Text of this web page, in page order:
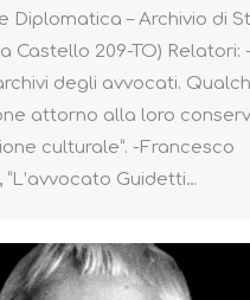
Diplomatica – Archivio di
Castello 209-TO) Relatori:
degli avvocati.
attorno alla loro
culturale”. -Francesco
Guidetti…